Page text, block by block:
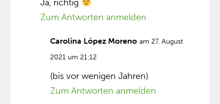
Ja, richtig
Zum Antworten anmelden
Carolina López Moreno am 27. August
2021 um 21:12
(bis vor wenigen Jahren)
Zum Antworten anmelden